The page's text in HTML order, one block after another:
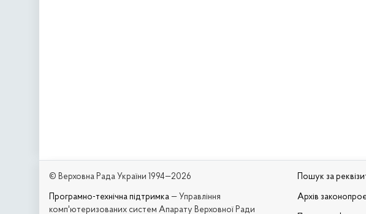
© Верховна Рада України 1994—2026
Програмно-технічна підтримка — Управління
комп'ютеризованих систем Апарату Верховної Ради
Пошук за
Архів